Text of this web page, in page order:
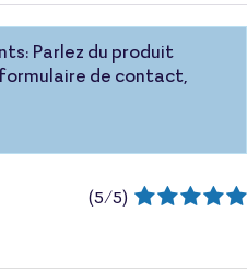
Parlez du produit
de contact,
(5/5)